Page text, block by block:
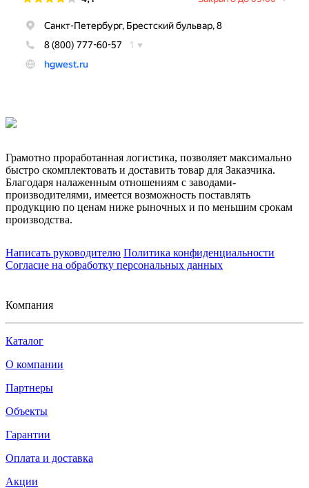
Грамотно проработанная логистика, позволяет максимально
быстро скомплектовать и доставить товар для Заказчика.
Благодаря налаженным отношениям с заводами-
производителями, имеется возможность поставлять
продукцию по ценам ниже рыночных и по меньшим срокам
производства.
Написать руководителю Политика конфиденциальности
Согласие на обработку персональных данных
Компания
Каталог
О компании
Партнеры
Объекты
Гарантии
Оплата и доставка
Акции